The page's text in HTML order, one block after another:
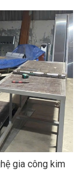
gia công kim